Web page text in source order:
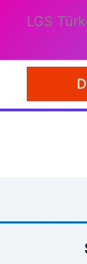
LGS